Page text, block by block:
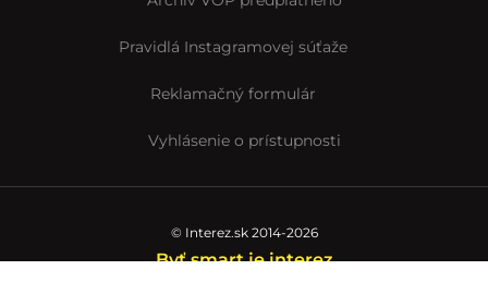
Pravidlá Instagramovej súťaže
Reklamačný formulár
Vyhlásenie o prístupnosti
© Interez.sk 2014-2026
Byť smart je interez